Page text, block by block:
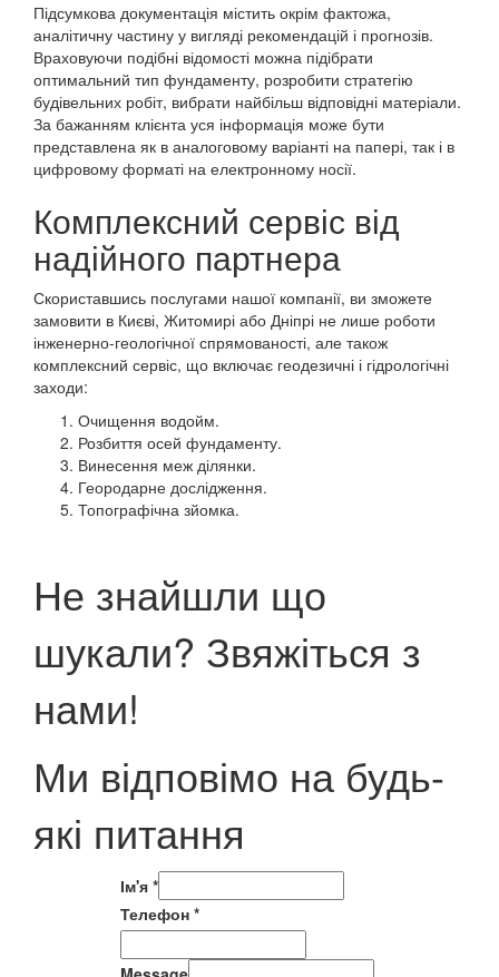
Підсумкова документація містить окрім фактожа,
аналітичну частину у вигляді рекомендацій і прогнозів.
Враховуючи подібні відомості можна підібрати
оптимальний тип фундаменту, розробити стратегію
будівельних робіт, вибрати найбільш відповідні матеріали.
За бажанням клієнта уся інформація може бути
представлена як в аналоговому варіанті на папері, так і в
цифровому форматі на електронному носії.
Комплексний сервіс від
надійного партнера
Скориставшись послугами нашої компанії, ви зможете
замовити в Києві, Житомирі або Дніпрі не лише роботи
інженерно-геологічної спрямованості, але також
комплексний сервіс, що включає геодезичні і гідрологічні
заходи:
Очищення водойм.
Розбиття осей фундаменту.
Винесення меж ділянки.
Геородарне дослідження.
Топографічна зйомка.
Не знайшли що
шукали? Звяжіться з
нами!
Ми відповімо на будь-
які питання
Ім'я *
Телефон *